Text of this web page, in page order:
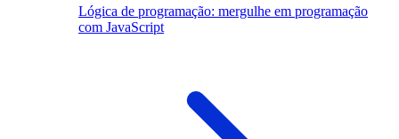
Lógica de programação: mergulhe em programação
com JavaScript